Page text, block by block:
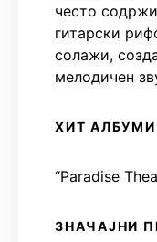
често
гитарски
солажи,
мелодичен
ХИТ АЛБУМИ
“Paradise
ЗНАЧАЈНИ